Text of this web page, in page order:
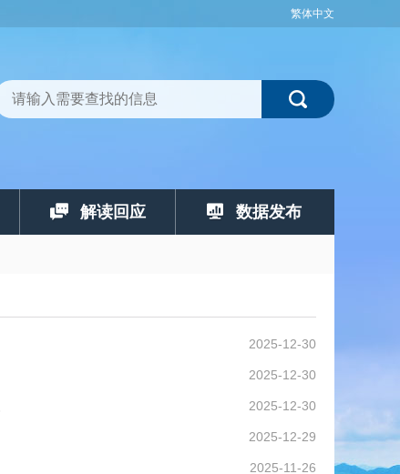
繁体中文
解读回应 数据发布
2025-12-30
2025-12-30
2025-12-30
2025-12-29
2025-11-26